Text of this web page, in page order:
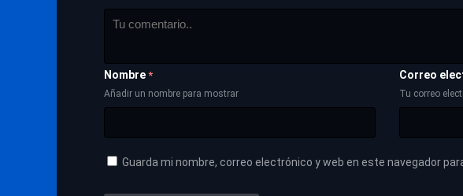
Nombre *
Añadir un nombre para mostrar
Correo
Tu correo
Guarda mi nombre, correo electrónico y web en este navegador